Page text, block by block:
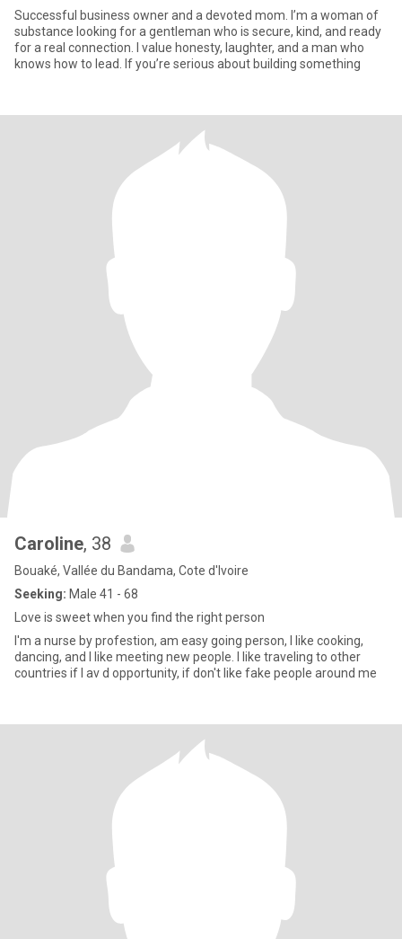
Successful business owner and a devoted mom. I’m a woman of
substance looking for a gentleman who is secure, kind, and ready
for a real connection. I value honesty, laughter, and a man who
knows how to lead. If you’re serious about building something
Caroline, 38
Bouaké, Vallée du Bandama, Cote d'Ivoire
Seeking: Male 41 - 68
Love is sweet when you find the right person
I'm a nurse by profestion, am easy going person, I like cooking,
dancing, and I like meeting new people. I like traveling to other
countries if I av d opportunity, if don't like fake people around me